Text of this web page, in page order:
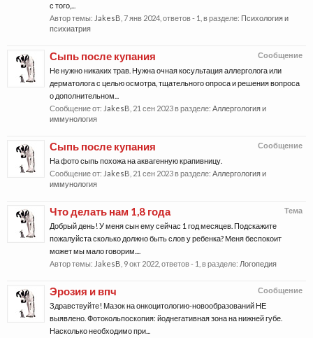
с того,...
Автор темы: JakesB 7 янв 2024 , ответов - 1, в разделе: Психология и
психиатрия
Сообщение
Сыпь после купания
Не нужно никаких трав. Нужна очная косультация аллерголога или
дерматолога с целью осмотра, тщательного опроса и решения вопроса
о дополнительном...
Сообщение от: JakesB 21 сен 2023в разделе: Аллергология и
иммунология
Сообщение
Сыпь после купания
На фото сыпь похожа на аквагенную крапивницу.
Сообщение от: JakesB 21 сен 2023в разделе: Аллергология и
иммунология
Тема
Что делать нам 1,8 года
Добрый день! У меня сын ему сейчас 1 год месяцев. Подскажите
пожалуйста сколько должно быть слов у ребенка? Меня беспокоит
может мы мало говорим....
Автор темы: JakesB 9 окт 2022 , ответов - 1, в разделе: Логопедия
Сообщение
Эрозия и впч
Здравствуйте! Мазок на онкоцитологию-новообразований НЕ
выявлено. Фотокольпоскопия: йоднегативная зона на нижней губе.
Насколько необходимо при...